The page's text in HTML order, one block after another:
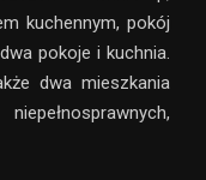
kuchennym, pokój
pokoje i kuchnia.
dwa mieszkania